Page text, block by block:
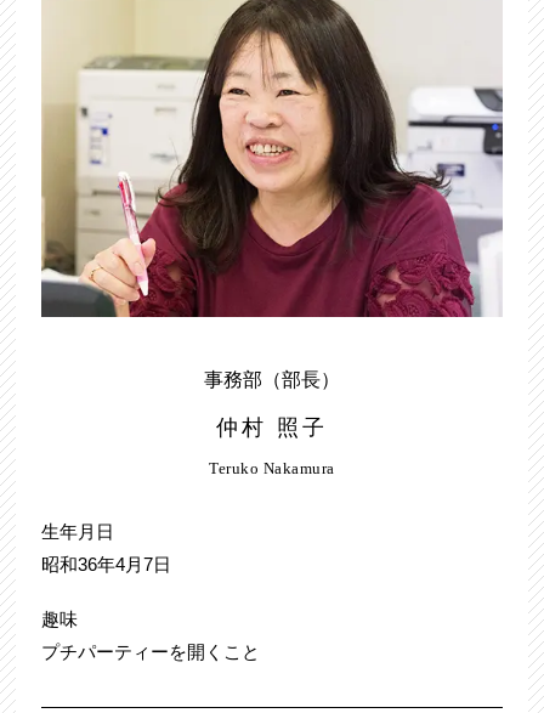
事務部（部長）
仲村 照子
Teruko Nakamura
生年月日
昭和36年4月7日
趣味
プチパーティーを開くこと